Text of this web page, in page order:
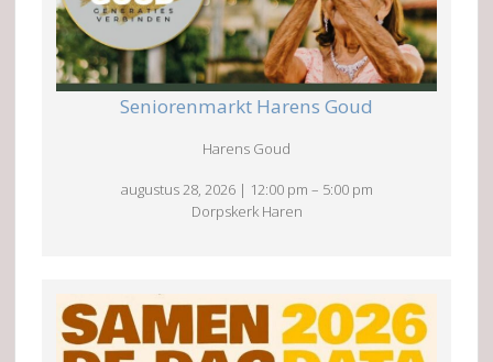
Seniorenmarkt Harens Goud
Harens Goud
augustus 28, 2026 | 12:00 pm – 5:00 pm
Dorpskerk Haren